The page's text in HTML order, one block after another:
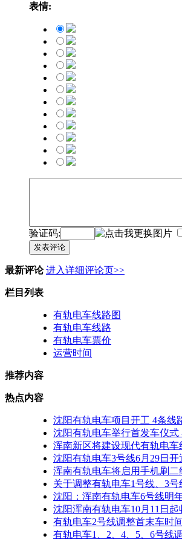
表情:
验证码:
发表评论
最新评论 进入详细评论页>>
栏目列表
有轨电车线路图
有轨电车线路
有轨电车票价
运营时间
推荐内容
热点内容
沈阳有轨电车项目开工 4条线
沈阳有轨电车举行首发车仪式
浑南新区将建设现代有轨电车
沈阳有轨电车3号线6月29日开
浑南有轨电车将启用手机刷二
关于调整有轨电车1号线、3号
沈阳：浑南有轨电车6号线明
沈阳浑南有轨电车10月11日起
有轨电车2号线调整首末车时间
有轨电车1、2、4、5、6号线